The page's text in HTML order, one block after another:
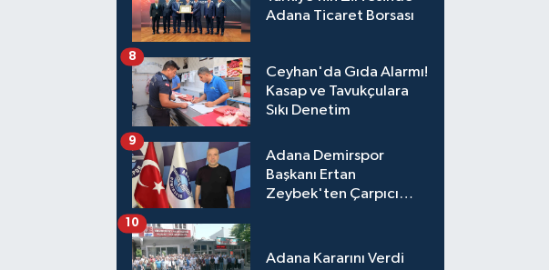
Adana Ticaret Borsası
Ceyhan'da Gıda Alarmı!
Kasap ve Tavukçulara
Sıkı Denetim
8
Adana Demirspor
Başkanı Ertan
Zeybek'ten Çarpıcı
Sürer"
9
Adana Kararını Verdi
10